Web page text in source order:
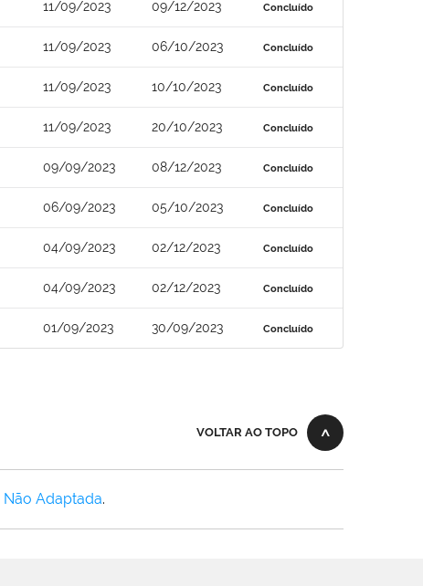
11/09/2023 09/12/2023 Concluído
11/09/2023 06/10/2023 Concluído
11/09/2023 10/10/2023 Concluído
11/09/2023 20/10/2023 Concluído
09/09/2023 08/12/2023 Concluído
06/09/2023 05/10/2023 Concluído
04/09/2023 02/12/2023 Concluído
04/09/2023 02/12/2023 Concluído
01/09/2023 30/09/2023 Concluído
VOLTAR AO TOPO
Adaptada.